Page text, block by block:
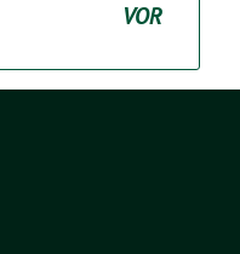
VOR